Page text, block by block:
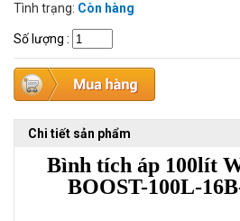
Tình trạng: Còn hàng
Số lượng :
Chi tiết sản phẩm
Bình tích áp 100lít
BOOST-100L-